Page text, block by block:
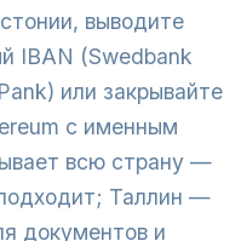
выводите
IBAN (Swedbank
или закрывайте
с именным
всю страну —
Таллин —
документов и